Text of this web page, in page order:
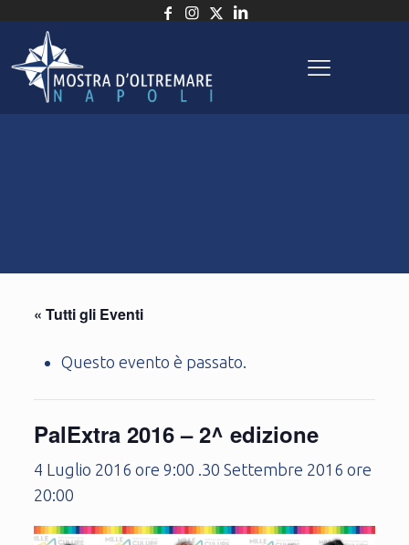
« Tutti gli Eventi
Questo evento è passato.
PalExtra 2016 – 2^ edizione
4 Luglio 2016 ore 9:00 .30 Settembre 2016 ore
20:00